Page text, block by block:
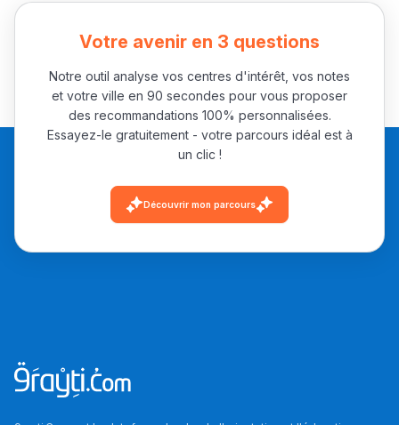
Votre avenir en 3 questions
Notre outil analyse vos centres d'intérêt, vos notes
et votre ville en 90 secondes pour vous proposer
des recommandations 100% personnalisées.
Essayez-le gratuitement - votre parcours idéal est à
un clic !
Découvrir mon parcours